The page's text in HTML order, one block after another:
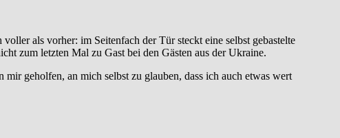
als vorher: im Seitenfach der Tür steckt eine selbst gebastelte
zum letzten Mal zu Gast bei den Gästen aus der Ukraine.
geholfen, an mich selbst zu glauben, dass ich auch etwas wert